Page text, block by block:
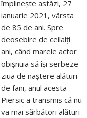
împlinește astăzi, 27
ianuarie 2021, vârsta
de 85 de ani. Spre
deosebire de ceilalți
ani, când marele actor
obișnuia să își serbeze
ziua de naștere alături
de fani, anul acesta
Piersic a transmis că nu
va mai sărbători alături